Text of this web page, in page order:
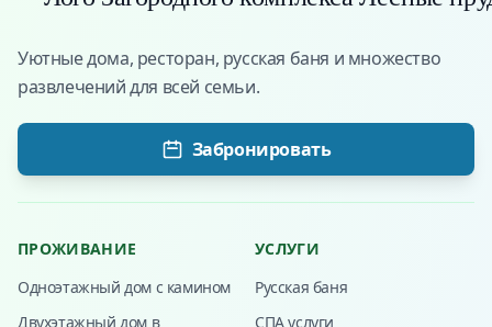
Уютные дома, ресторан, русская баня и множество
развлечений для всей семьи.
Забронировать
ПРОЖИВАНИЕ
Одноэтажный дом с камином
Двухэтажный дом в
УСЛУГИ
Русская баня
СПА услуги